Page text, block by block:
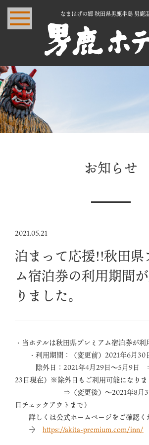
なまはげの郷 秋田県男鹿半島 男鹿
お知らせ
2021.05.21
泊まって応援!!秋田県
ム宿泊券の利用期間
りました。
・当ホテルは秋田県プレミアム宿泊券が利
・利用期間：（変更前）2021年6月30
除外日：2021年4月29日～5月9日
23日現在）※除外日もご利用可能になりま
⇒（変更後）～2021年8月31日
日チェックアウトまで）
詳しくは公式ホームページをご確認く
→ https://akita-premium.com/inn/